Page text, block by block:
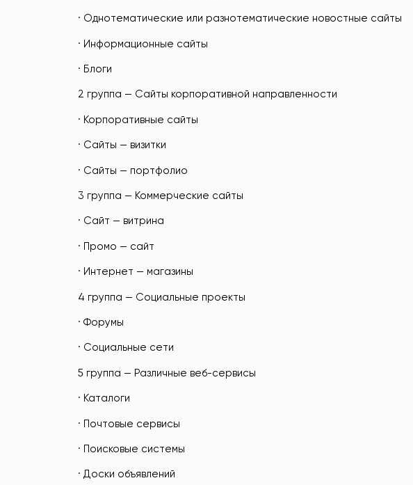
· Однотематические или разнотематические новостные сайты
· Информационные сайты
· Блоги
2 группа — Сайты корпоративной направленности
· Корпоративные сайты
· Сайты — визитки
· Сайты — портфолио
3 группа — Коммерческие сайты
· Сайт — витрина
· Промо — сайт
· Интернет — магазины
4 группа — Социальные проекты
· Форумы
· Социальные сети
5 группа — Различные веб-сервисы
· Каталоги
· Почтовые сервисы
· Поисковые системы
· Доски объявлений